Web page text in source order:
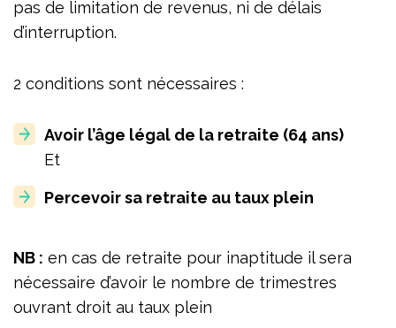
pas de limitation de revenus, ni de délais
d’interruption.
2 conditions sont nécessaires :
Avoir l’âge légal de la retraite (64 ans)
Et
Percevoir sa retraite au taux plein
NB : en cas de retraite pour inaptitude il sera
nécessaire d’avoir le nombre de trimestres
ouvrant droit au taux plein